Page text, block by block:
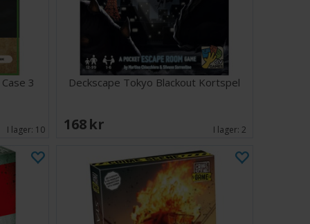
3
I lager: 10
Deckscape Tokyo Blackout Kortspel
168 SEK I lager:2